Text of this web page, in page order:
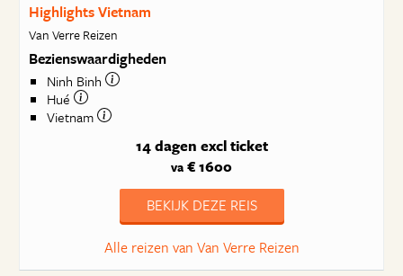
Highlights Vietnam
Van Verre Reizen
Bezienswaardigheden
Ninh Binh
Hué
Vietnam
14 dagen excl ticket
va € 1600
BEKIJK DEZE REIS
Alle reizen van Van Verre Reizen